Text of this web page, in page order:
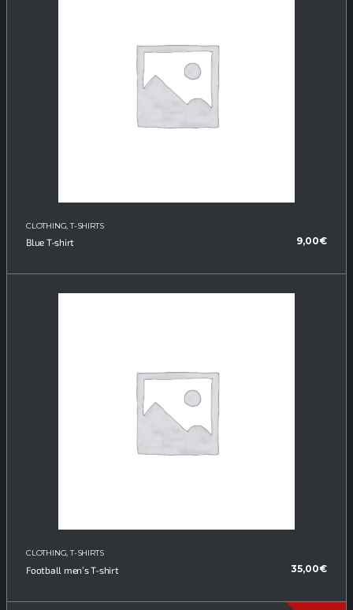
CLOTHING ,T-SHIRTS
Blue T-shirt 9,00€
CLOTHING,T-SHIRTS
Football men’s T-shirt 35,00€